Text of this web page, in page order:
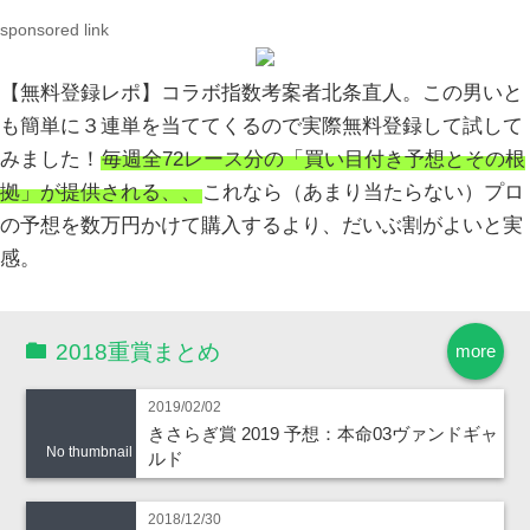
sponsored link
【無料登録レポ】コラボ指数考案者北条直人。この男いと
も簡単に３連単を当ててくるので実際無料登録して試して
みました！ 毎週全72レース分の「買い目付き予想とその根
拠」が提供される、、これなら（あまり当たらない）プロ
の予想を数万円かけて購入するより、だいぶ割がよいと実
感。
more
2018重賞まとめ
No thumbnail
2019/02/02
きさらぎ賞 2019 予想：本命03ヴァンドギャ
ルド
2018/12/30